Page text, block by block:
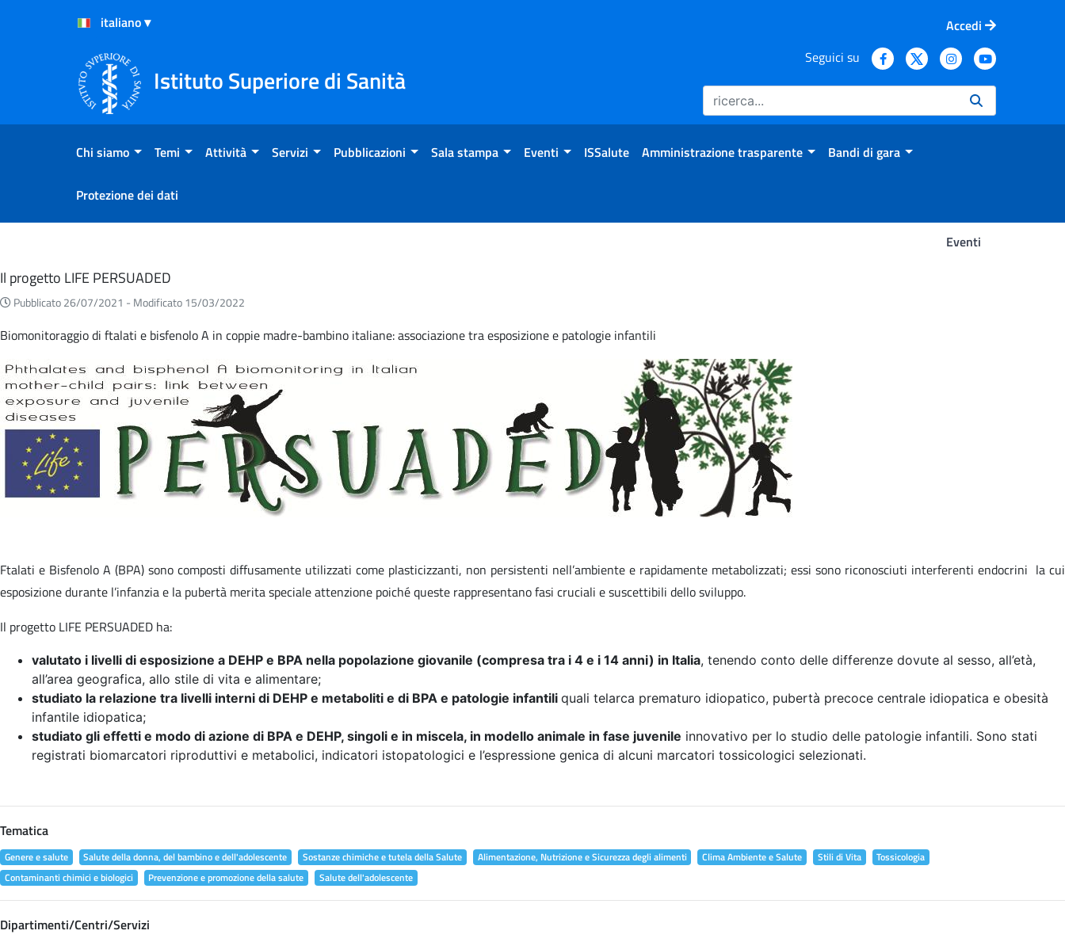
Salta al Contenuto
Salta al Footer
Accedi
Istituto Superiore di Sanità
Seguici su
Chi siamo Temi Attività Servizi Pubblicazioni Sala stampa Eventi ISSalute Amministrazione trasparente Bandi di gara
Protezione dei dati
Eventi
Eventi
Il progetto LIFE PERSUADED
Pubblicato 26/07/2021 - Modificato 15/03/2022
Biomonitoraggio di ftalati e bisfenolo A in coppie madre-bambino italiane: associazione tra esposizione e patologie infantili
Ftalati e Bisfenolo A (BPA) sono composti diffusamente utilizzati come plasticizzanti, non persistenti nell’ambiente e rapidamente metabolizzati; essi sono riconosciuti interferenti endocrini la cui
esposizione durante l’infanzia e la pubertà merita speciale attenzione poiché queste rappresentano fasi cruciali e suscettibili dello sviluppo.
Il progetto LIFE PERSUADED ha:
valutato i livelli di esposizione a DEHP e BPA nella popolazione giovanile (compresa tra i 4 e i 14 anni) in Italia, tenendo conto delle differenze dovute al sesso, all’età,
all’area geografica, allo stile di vita e alimentare;
studiato la relazione tra livelli interni di DEHP e metaboliti e di BPA e patologie infantili quali telarca prematuro idiopatico, pubertà precoce centrale idiopatica e obesità
infantile idiopatica;
studiato gli effetti e modo di azione di BPA e DEHP, singoli e in miscela, in modello animale in fase juvenile innovativo per lo studio delle patologie infantili. Sono stati
registrati biomarcatori riproduttivi e metabolici, indicatori istopatologici e l’espressione genica di alcuni marcatori tossicologici selezionati.
Tematica
Genere e salute Salute della donna, del bambino e dell'adolescente Sostanze chimiche e tutela della Salute Alimentazione, Nutrizione e Sicurezza degli alimenti Clima Ambiente e Salute Stili di Vita
Tossicologia
Contaminanti chimici e biologici
Prevenzione e promozione della salute Salute dell'adolescente
Dipartimenti/Centri/Servizi